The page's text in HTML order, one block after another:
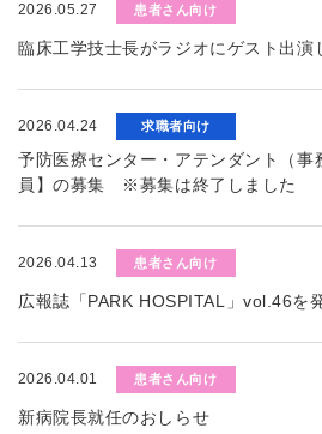
2026.05.27 患者さん向け
臨床工学技士長がラジオにゲスト出演
2026.04.24 求職者向け
予防医療センター・アテンダント（事
員】の募集 ※募集は終了しました
2026.04.13 患者さん向け
広報誌「PARK HOSPITAL」vol.46を
2026.04.01 患者さん向け
新病院長就任のおしらせ